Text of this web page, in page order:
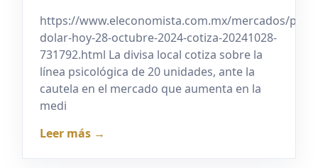
https://www.eleconomista.com.mx/mercados/
dolar-hoy-28-octubre-2024-cotiza-20241028-
731792.html La divisa local cotiza sobre la
línea psicológica de 20 unidades, ante la
cautela en el mercado que aumenta en la
medi
Leer más →